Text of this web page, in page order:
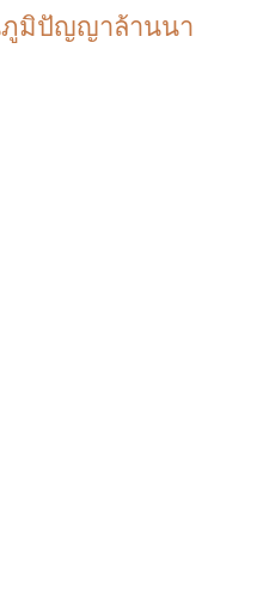
ภูมิปัญญาล้านนา